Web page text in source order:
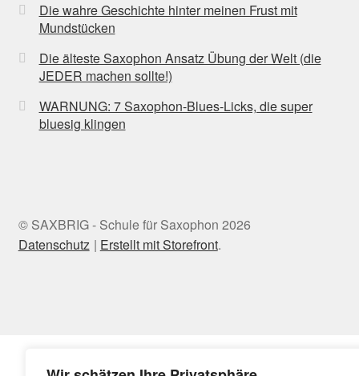
Die wahre Geschichte hinter meinen Frust mit
Mundstücken
Die älteste Saxophon Ansatz Übung der Welt (die
JEDER machen sollte!)
WARNUNG: 7 Saxophon-Blues-Licks, die super
bluesig klingen
© SAXBRIG - Schule für Saxophon 2026
Datenschutz
Erstellt mit Storefront.